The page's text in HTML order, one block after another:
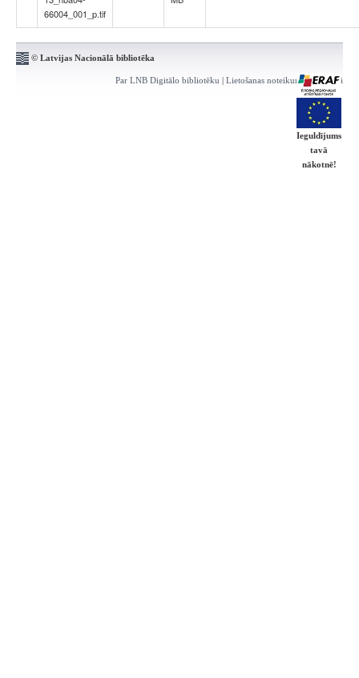
66004_001_p.tif
© Latvijas Nacionālā bibliotēka
Par LNB Digitālo bibliotēku | Lietošanas noteikumi | Kontakti
Ieguldījums
tavā
nākotnē!